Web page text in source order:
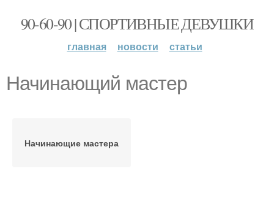
90-60-90 | СПОРТИВНЫЕ ДЕВУШКИ
главная новости статьи
Начинающий мастер
Начинающие мастера